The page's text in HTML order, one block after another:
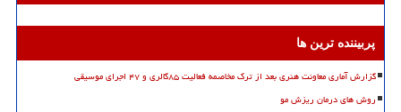
پربیننده ترین ها
گزارش آماری معاونت هنری بعد از ترک مخاصمه فعالیت ۸۵گالری و ۴۷ اجرای موسیقی
روش های درمان ریزش مو